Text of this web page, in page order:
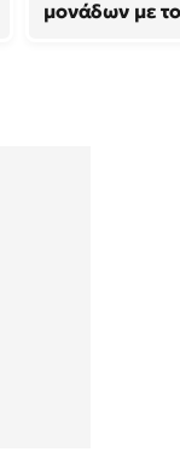
μονάδων με